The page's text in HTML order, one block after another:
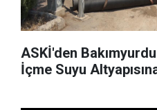
ASKİ'den
İçme Suyu